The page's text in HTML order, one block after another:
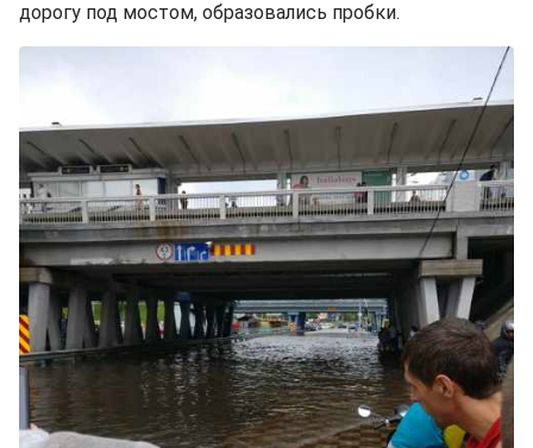
дорогу под мостом, образовались пробки.